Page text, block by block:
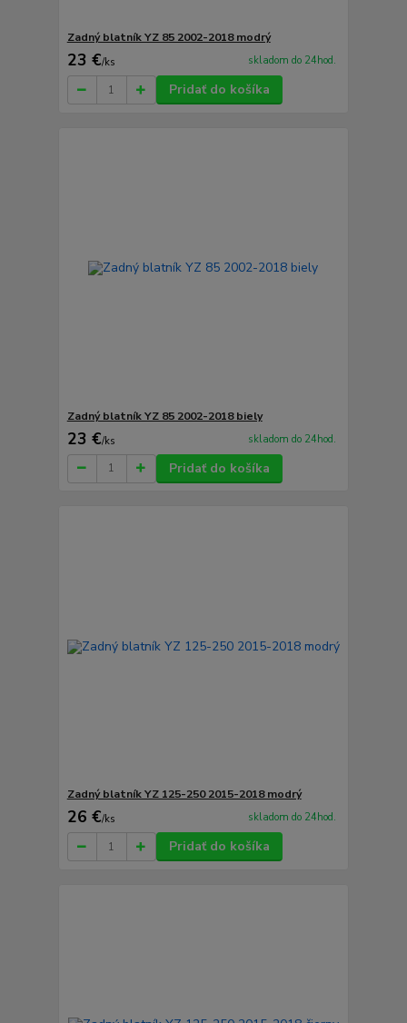
Zadný blatník YZ 85 2002-2018 modrý
23 €/ks skladom do 24hod.
Pridať do košíka
Zadný blatník YZ 85 2002-2018 biely
23 €/ks skladom do 24hod.
Pridať do košíka
Zadný blatník YZ 125-250 2015-2018 modrý
26 €/ks skladom do 24hod.
Pridať do košíka